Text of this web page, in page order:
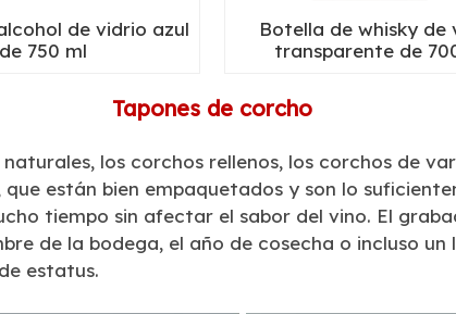
de vidrio azul
de 750 ml
Botella de whisky de
transparente de
Tapones de corcho
los corchos rellenos, los corchos de
están bien empaquetados y son lo
tiempo sin afectar el sabor del vino. El
de la bodega, el año de cosecha o incluso
estatus.